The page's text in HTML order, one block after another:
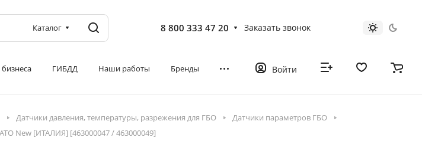
Каталог 8 800 333 47 20 Заказать звонок
ГИБДД Наши работы Бренды Войти
Датчики давления, температуры, разрежения для ГБО
Датчики параметров ГБО
New [ИТАЛИЯ] [463000047 / 463000049]